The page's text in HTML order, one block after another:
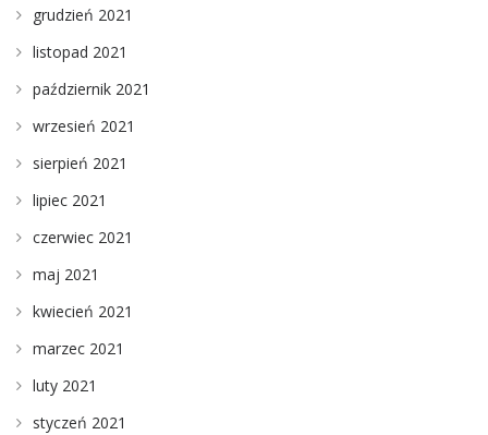
grudzień 2021
listopad 2021
październik 2021
wrzesień 2021
sierpień 2021
lipiec 2021
czerwiec 2021
maj 2021
kwiecień 2021
marzec 2021
luty 2021
styczeń 2021